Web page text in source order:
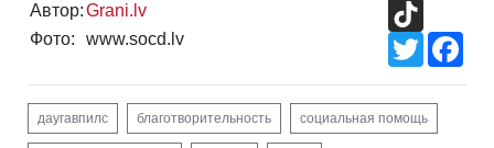
Автор:Grani.lv
Фото:
www.socd.lv
Twitter
даугавпилс благотворительность социальная помощь